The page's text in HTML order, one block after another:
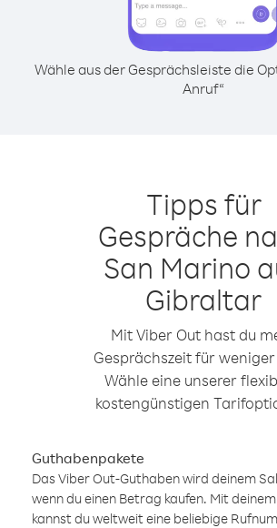
Wähle aus der Gesprächsleiste die
Anruf“
Tipps für
Gespräche
San Marino
Gibraltar
Mit Viber Out hast du
Gesprächszeit für weniger
Wähle eine unserer
kostengünstigen
Guthabenpakete
Das Viber Out-Guthaben wird deinem
wenn du einen Betrag kaufen. Mit
kannst du weltweit eine beliebige